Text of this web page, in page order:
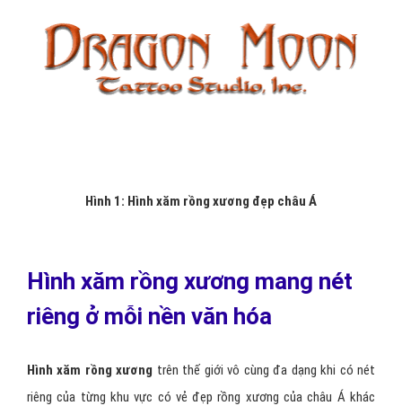
Hình 1: Hình xăm rồng xương đẹp châu Á
Hình xăm rồng xương mang nét
riêng ở mỗi nền văn hóa
Hình xăm rồng xương trên thế giới vô cùng đa dạng khi có nét
riêng của từng khu vực có vẻ đẹp rồng xương của châu Á khác